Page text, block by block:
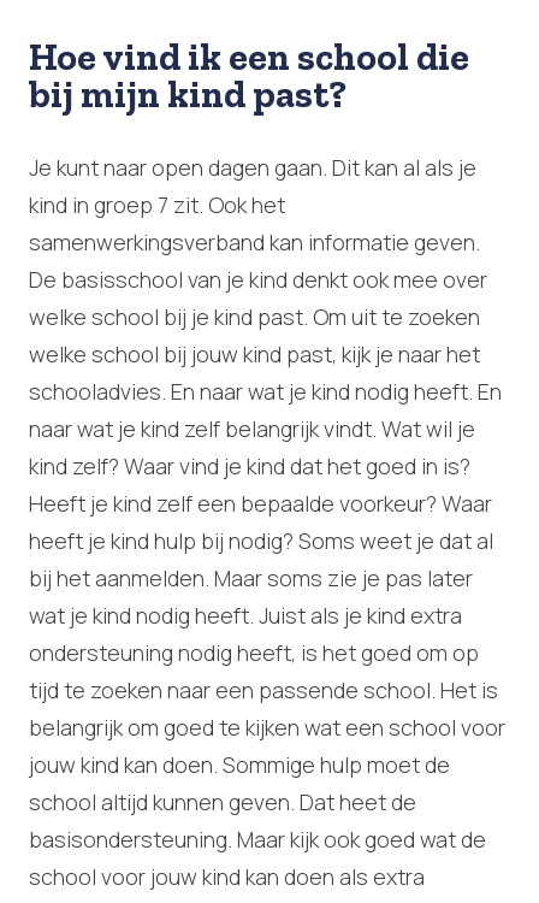
Hoe vind ik een school die
bij mijn kind past?
Je kunt naar open dagen gaan. Dit kan al als je
kind in groep 7 zit. Ook het
samenwerkingsverband kan informatie geven.
De basisschool van je kind denkt ook mee over
welke school bij je kind past. Om uit te zoeken
welke school bij jouw kind past, kijk je naar het
schooladvies. En naar wat je kind nodig heeft. En
naar wat je kind zelf belangrijk vindt. Wat wil je
kind zelf? Waar vind je kind dat het goed in is?
Heeft je kind zelf een bepaalde voorkeur? Waar
heeft je kind hulp bij nodig? Soms weet je dat al
bij het aanmelden. Maar soms zie je pas later
wat je kind nodig heeft. Juist als je kind extra
ondersteuning nodig heeft, is het goed om op
tijd te zoeken naar een passende school. Het is
belangrijk om goed te kijken wat een school voor
jouw kind kan doen. Sommige hulp moet de
school altijd kunnen geven. Dat heet de
basisondersteuning. Maar kijk ook goed wat de
school voor jouw kind kan doen als extra